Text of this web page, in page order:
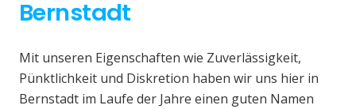
Bernstadt
Mit unseren Eigenschaften wie Zuverlässigkeit,
Pünktlichkeit und Diskretion haben wir uns hier in
Bernstadt im Laufe der Jahre einen guten Namen